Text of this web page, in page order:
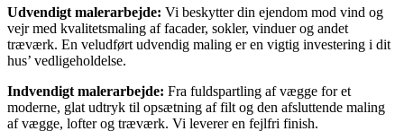
Udvendigt malerarbejde: Vi beskytter din ejendom mod vind og
vejr med kvalitetsmaling af facader, sokler, vinduer og andet
træværk. En veludført udvendig maling er en vigtig investering i dit
hus’ vedligeholdelse.
Indvendigt malerarbejde: Fra fuldspartling af vægge for et
moderne, glat udtryk til opsætning af filt og den afsluttende maling
af vægge, lofter og træværk. Vi leverer en fejlfri finish.